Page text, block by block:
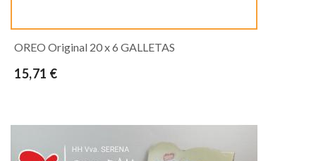
OREO Original 20 x 6 GALLETAS
15,71 €